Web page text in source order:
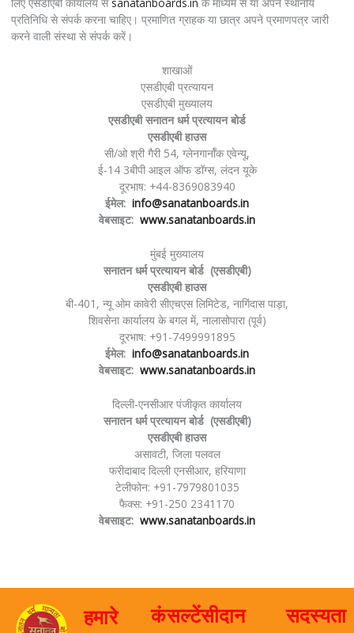
प्रतिनिधि से संपर्क करना चाहिए। प्रमाणित ग्राहक या छात्र अपने प्रमाणपत्र जारी
करने वाली संस्था से संपर्क करें।
शाखाओं
एसडीएबी प्रत्यायन
एसडीएबी मुख्यालय
एसडीएबी सनातन धर्म प्रत्यायन बोर्ड
एसडीएबी हाउस
सी/ओ श्री गैरी 54, ग्लेनगार्नॉक एवेन्यू,
ई-14 3बीपी आइल ऑफ डॉग्स, लंदन यूके
दूरभाष: +44-8369083940
ईमेल: info@sanatanboards.in
वेबसाइट: www.sanatanboards.in
मुंबई मुख्यालय
सनातन धर्म प्रत्यायन बोर्ड (एसडीएबी)
एसडीएबी हाउस
बी-401, न्यू ओम कावेरी सीएचएस लिमिटेड, नागिंदास पाड़ा,
शिवसेना कार्यालय के बगल में, नालासोपारा (पूर्व)
दूरभाष: +91-7499991895
ईमेल: info@sanatanboards.in
वेबसाइट: www.sanatanboards.in
दिल्ली-एनसीआर पंजीकृत कार्यालय
सनातन धर्म प्रत्यायन बोर्ड (एसडीएबी)
एसडीएबी हाउस
असावटी, जिला पलवल
फरीदाबाद दिल्ली एनसीआर, हरियाणा
टेलीफोन: +91-7979801035
फैक्स: +91-250 2341170
वेबसाइट: www.sanatanboards.in
हमारे
कंसल्टेंसीदान सदस्यता